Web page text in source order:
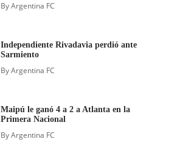
ByArgentina FC
Independiente Rivadavia perdió ante
Sarmiento
ByArgentina FC
Maipú le ganó 4 a 2 a Atlanta en la
Primera Nacional
ByArgentina FC